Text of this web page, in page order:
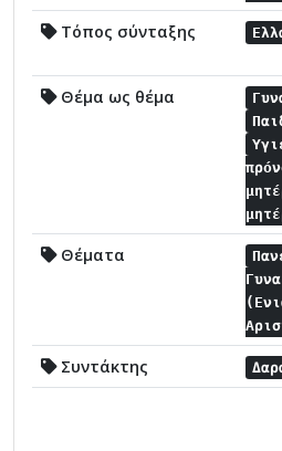
Τόπος σύνταξης
Θέμα ως θέμα
Θέματα
Συντάκτης